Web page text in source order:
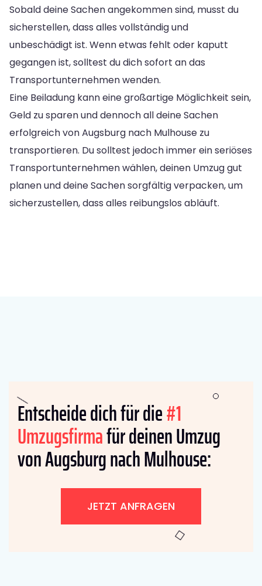
Sobald deine Sachen angekommen sind, musst du
sicherstellen, dass alles vollständig und
unbeschädigt ist. Wenn etwas fehlt oder kaputt
gegangen ist, solltest du dich sofort an das
Transportunternehmen wenden.
Eine Beiladung kann eine großartige Möglichkeit sein,
Geld zu sparen und dennoch all deine Sachen
erfolgreich von Augsburg nach Mulhouse zu
transportieren. Du solltest jedoch immer ein seriöses
Transportunternehmen wählen, deinen Umzug gut
planen und deine Sachen sorgfältig verpacken, um
sicherzustellen, dass alles reibungslos abläuft.
Entscheide dich für die#1
Umzugsfirmafür deinen Umzug
von Augsburg nach Mulhouse:
JETZT ANFRAGEN